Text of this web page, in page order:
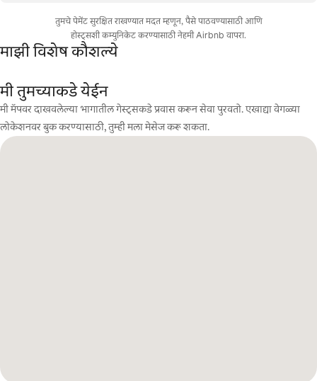
तुमचे पेमेंट सुरक्षित राखण्यात मदत म्हणून, पैसे पाठवण्यासाठी आणि
होस्ट्सशी कम्युनिकेट करण्यासाठी नेहमी Airbnb वापरा.
माझी विशेष कौशल्ये
मी तुमच्याकडे येईन
मी मॅपवर दाखवलेल्या भागातील गेस्ट्सकडे प्रवास करून सेवा पुरवतो. एखाद्या वेगळ्या
लोकेशनवर बुक करण्यासाठी, तुम्ही मला मेसेज करू शकता.